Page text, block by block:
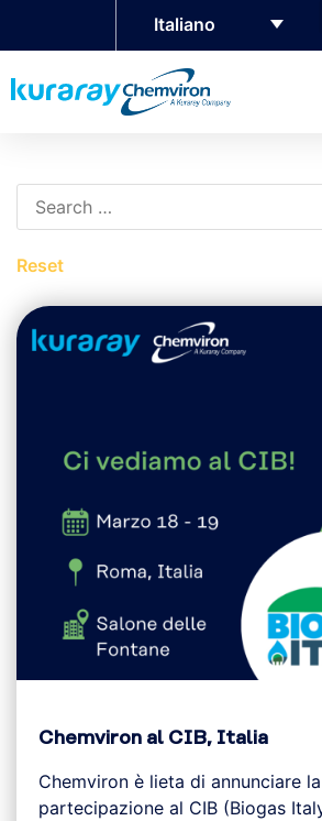
Italiano
Reset
Chemviron al CIB, Italia
Chemviron è lieta di annunciare
partecipazione al CIB (Biogas